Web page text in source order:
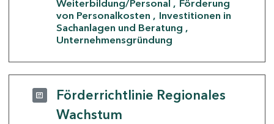
Weiterbildung/Personal
Förderung
von Personalkosten
Investitionen in
Sachanlagen und Beratung
Unternehmensgründung
Förderrichtlinie Regionales
Wachstum